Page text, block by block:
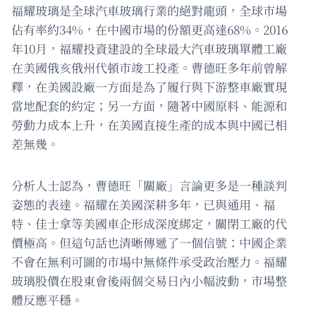
福耀玻璃是全球汽車玻璃行業的絕對龍頭，全球市場
佔有率約34%，在中國市場的份額更高達68%。2016
年10月，福耀投資建設的全球最大汽車玻璃單體工廠
在美國俄亥俄州代頓市竣工投產。曹德旺多年前曾解
釋，在美國設廠一方面是為了履行與下游整車廠實現
當地配套的約定；另一方面，隨著中國原料、能源和
勞動力成本上升，在美國直接生產的成本與中國已相
差無幾。
分析人士認為，曹德旺「關廠」言論更多是一種談判
姿態的表達。福耀在美國深耕多年，已與通用、福
特、佳士拿等美國車企形成深度綁定，關閉工廠的代
價極高。但這句話也清晰傳遞了一個信號：中國企業
不會在無利可圖的市場中無條件承受政治壓力。福耀
玻璃股價在股東會後兩個交易日內小幅波動，市場整
體反應平穩。